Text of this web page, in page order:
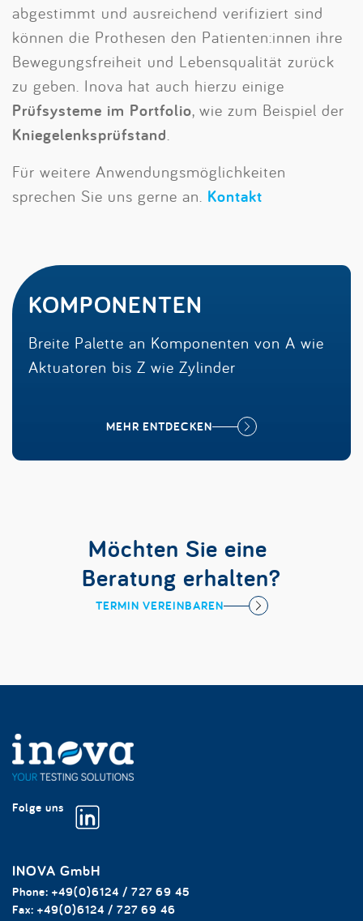
abgestimmt und ausreichend verifiziert sind
können die Prothesen den Patienten:innen ihre
Bewegungsfreiheit und Lebensqualität zurück
zu geben. Inova hat auch hierzu einige
Prüfsysteme im Portfolio, wie zum Beispiel der
Kniegelenksprüfstand.
Für weitere Anwendungsmöglichkeiten
sprechen Sie uns gerne an. Kontakt
KOMPONENTEN
Breite Palette an Komponenten von A wie
Aktuatoren bis Z wie Zylinder
MEHR ENTDECKEN
Möchten Sie eine
Beratung erhalten?
TERMIN VEREINBAREN
Folge uns
INOVA GmbH
Phone: +49(0)6124 / 727 69 45
Fax: +49(0)6124 / 727 69 46